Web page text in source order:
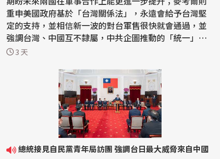
重申美國政府基於「台灣關係法」，永遠會給予台灣堅
定的支持，並相信新一波的對台軍售很快就會通過，並
強調台灣、中國互不隸屬，中共企圖推動的「統一」絕
不會...
3 天
總統接見自民黨青年局訪團 強調台日最大威脅來自中國